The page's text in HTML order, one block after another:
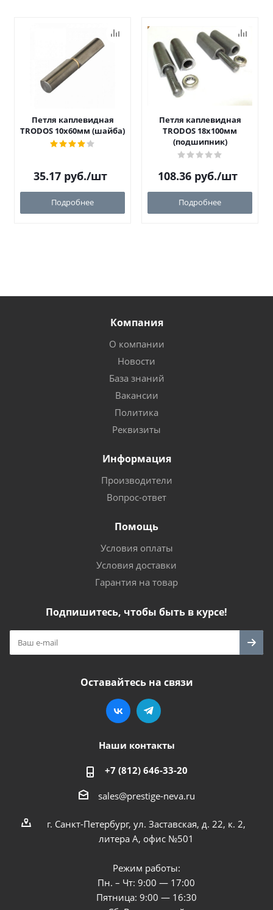
Петля каплевидная
TRODOS 10х60мм (шайба)
35.17 руб./шт
Подробнее
Петля каплевидная
TRODOS 18х100мм
(подшипник)
108.36 руб./шт
Подробнее
Компания
О компании
Новости
База знаний
Вакансии
Политика
Реквизиты
Информация
Производители
Вопрос-ответ
Помощь
Условия оплаты
Условия доставки
Гарантия на товар
Подпишитесь, чтобы быть в курсе!
Оставайтесь на связи
Наши контакты
+7 (812) 646-33-20
sales@prestige-neva.ru
г. Санкт-Петербург, ул. Заставская, д. 22, к. 2,
литера А, офис №501
Режим работы:
Пн. – Чт: 9:00 — 17:00
Пятница: 9:00 — 16:30